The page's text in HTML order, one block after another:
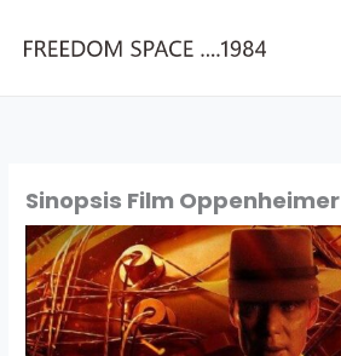
content
Sinopsis Film Oppenheimer